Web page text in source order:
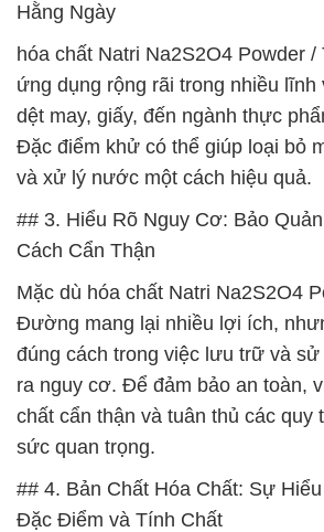
Hằng Ngày
hóa chất Natri Na2S2O4 Powder
ứng dụng rộng rãi trong nhiều
dệt may, giấy, đến ngành thực
Đặc điểm khử có thể giúp loại bỏ
và xử lý nước một cách hiệu quả.
## 3. Hiểu Rõ Nguy Cơ: Bảo
Cách Cẩn Thận
Mặc dù hóa chất Natri Na2S2O4
Đường mang lại nhiều lợi ích,
đúng cách trong việc lưu trữ và
ra nguy cơ. Để đảm bảo an toàn,
chất cẩn thận và tuân thủ các quy
sức quan trọng.
## 4. Bản Chất Hóa Chất: Sự
Đặc Điểm và Tính Chất